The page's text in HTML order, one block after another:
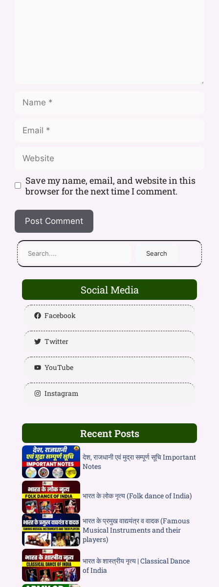
Save my name, email, and website in this
browser for the next time I comment.
Search
Social Media
Facebook
Twitter
YouTube
Instagram
Recent Posts
देश, राजधानी एवं मुद्रा सम्पूर्ण सूचि Important
Notes
भारत के लोक नृत्य (Folk dance of India)
भारत के प्रमुख वाद्ययंत्र व वादक (Famous
Musical Instruments and their
players)
भारत के शास्त्रीय नृत्य | Classical Dance
of India